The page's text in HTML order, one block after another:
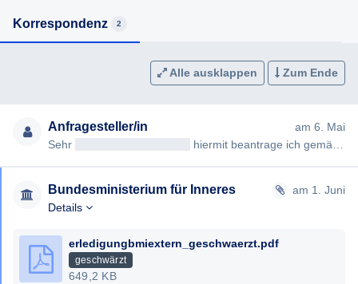
Korrespondenz 2
Alle ausklappen Zum Ende
Anfragesteller/in
am 6. Mai
Sehr
hiermit beantrage ich gemäß § 7ff Informationsfreiheitsgesetz (IFG) die Erteilung fo…
Bundesministerium für Inneres
am 1. Juni
Details
erledigungbmiextern_geschwaerzt.pdf
geschwärzt
649,2 KB